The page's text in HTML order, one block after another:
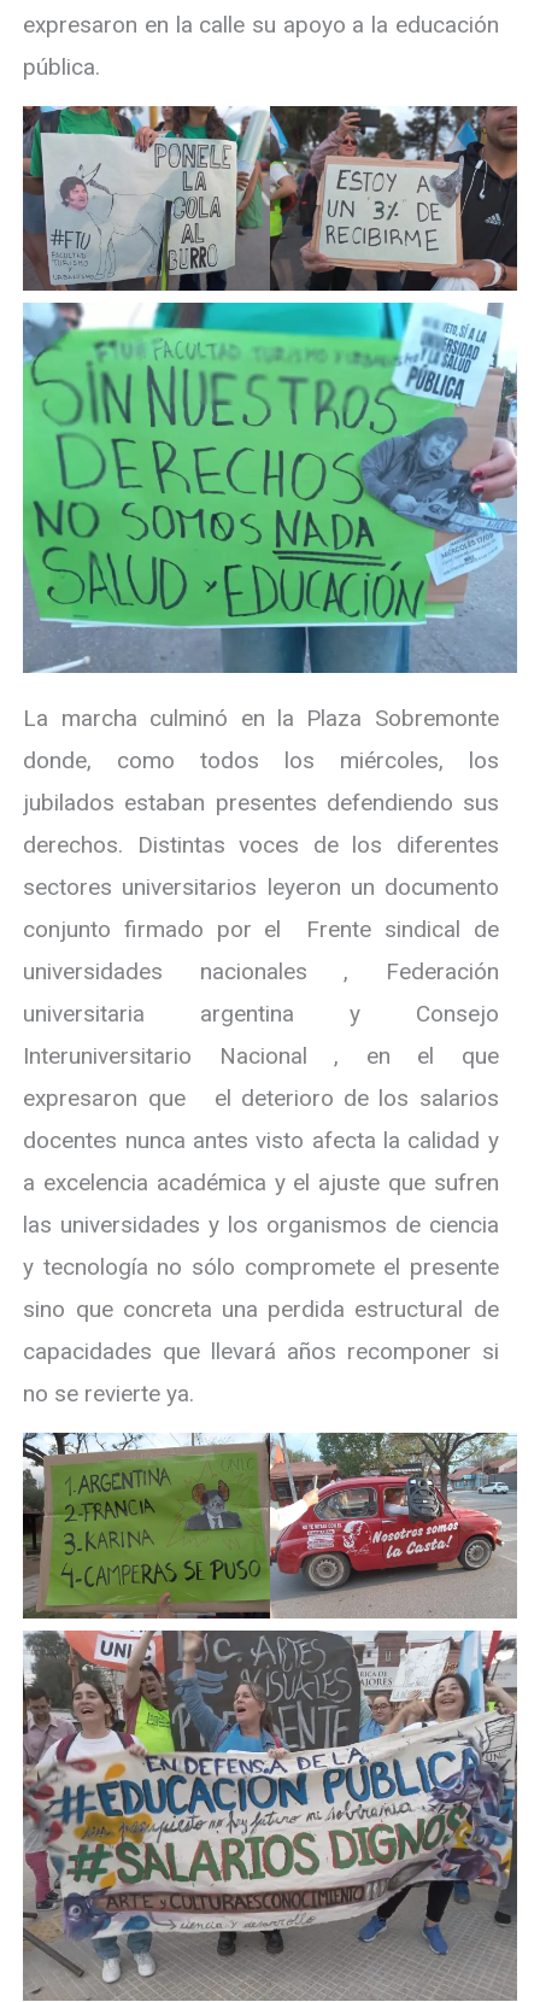
expresaron en la calle su apoyo a la educación
pública.
La marcha culminó en la Plaza Sobremonte
donde, como todos los miércoles, los
jubilados estaban presentes defendiendo sus
derechos. Distintas voces de los diferentes
sectores universitarios leyeron un documento
conjunto firmado por el Frente sindical de
universidades nacionales , Federación
universitaria argentina y Consejo
Interuniversitario Nacional , en el que
expresaron que el deterioro de los salarios
docentes nunca antes visto afecta la calidad y
a excelencia académica y el ajuste que sufren
las universidades y los organismos de ciencia
y tecnología no sólo compromete el presente
sino que concreta una perdida estructural de
capacidades que llevará años recomponer si
no se revierte ya.